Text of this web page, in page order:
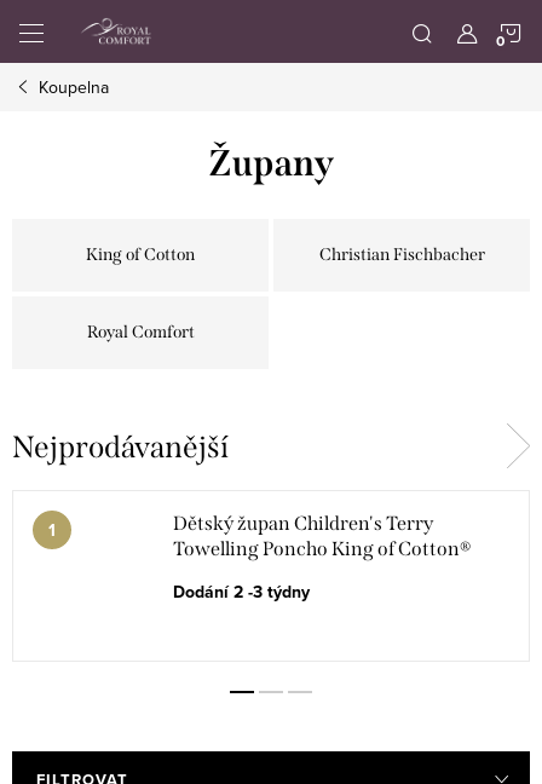
obsah
Koupelna
Župany
King of Cotton Christian Fischbacher
Royal Comfort
Nejprodávanější
Dětský župan Children's Terry
Towelling Poncho King of Cotton®
Dodání 2 -3 týdny